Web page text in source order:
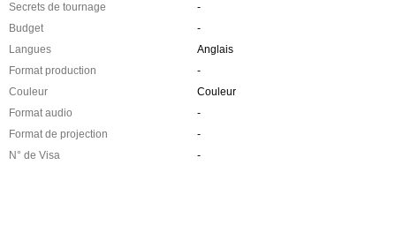
Secrets de tournage
-
Budget
-
Langues
Anglais
Format production
-
Couleur
Couleur
Format audio
-
Format de projection
-
N° de Visa
-